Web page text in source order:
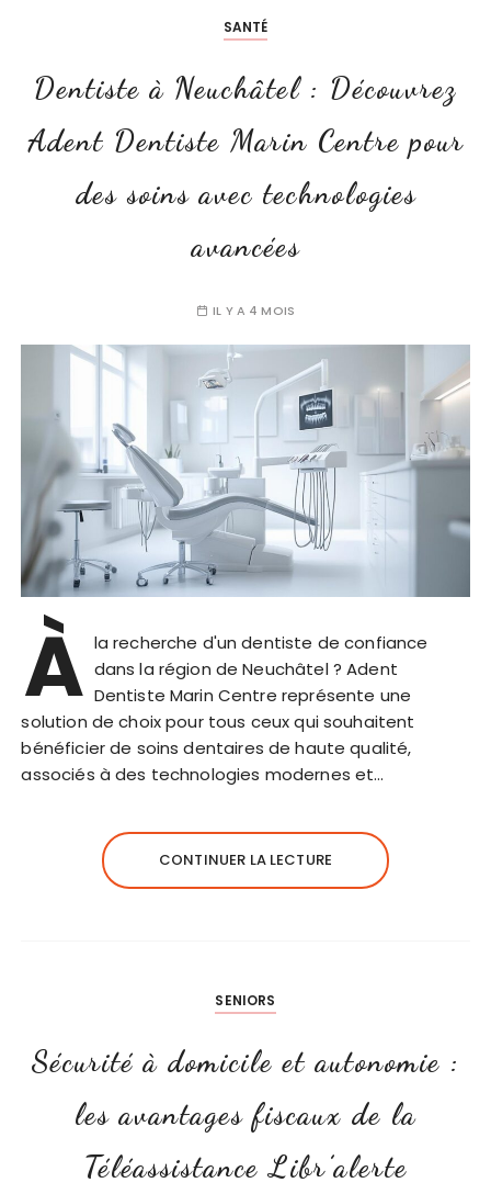
SANTÉ
Dentiste à Neuchâtel : Découvrez
Adent Dentiste Marin Centre pour
des soins avec technologies
avancées
IL Y A 4 MOIS
À la recherche d'un dentiste de confiance
dans la région de Neuchâtel ? Adent
Dentiste Marin Centre représente une
solution de choix pour tous ceux qui souhaitent
bénéficier de soins dentaires de haute qualité,
associés à des technologies modernes et…
CONTINUER LA LECTURE
SENIORS
Sécurité à domicile et autonomie :
les avantages fiscaux de la
Téléassistance Libr’alerte